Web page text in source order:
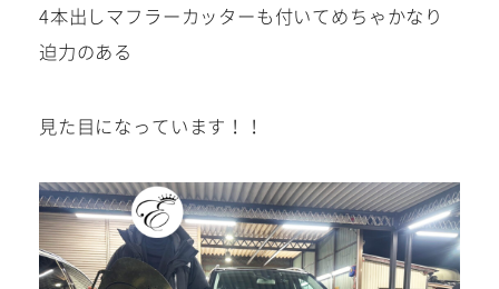
4本出しマフラーカッターも付いてめちゃかなり
迫力のある
見た目になっています！！